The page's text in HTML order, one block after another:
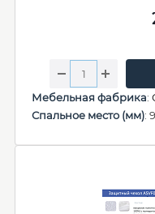
Мебельная фабрика:
Спальное место (мм):